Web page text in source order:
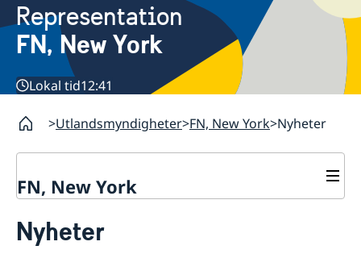
Representation
FN, New York
Lokal tid12:41
Utlandsmyndigheter FN, New York Nyheter
FN, New York
Våra medarbetare
Sverige i FN
Nyheter